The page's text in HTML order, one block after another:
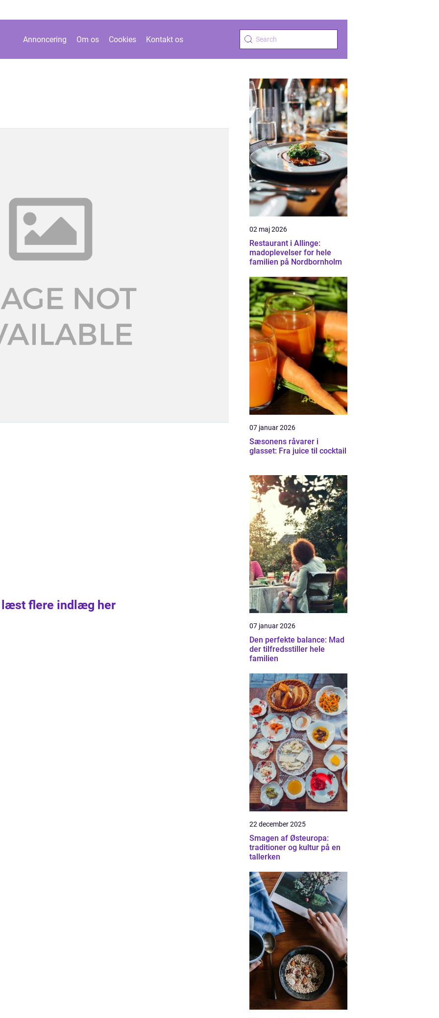
Annoncering Om os Cookies Kontakt os
læst flere indlæg her
02 maj 2026
Restaurant i Allinge:
madoplevelser for hele
familien på Nordbornholm
07 januar 2026
Sæsonens råvarer i
glasset: Fra juice til cocktail
07 januar 2026
Den perfekte balance: Mad
der tilfredsstiller hele
familien
22 december 2025
Smagen af Østeuropa:
traditioner og kultur på en
tallerken